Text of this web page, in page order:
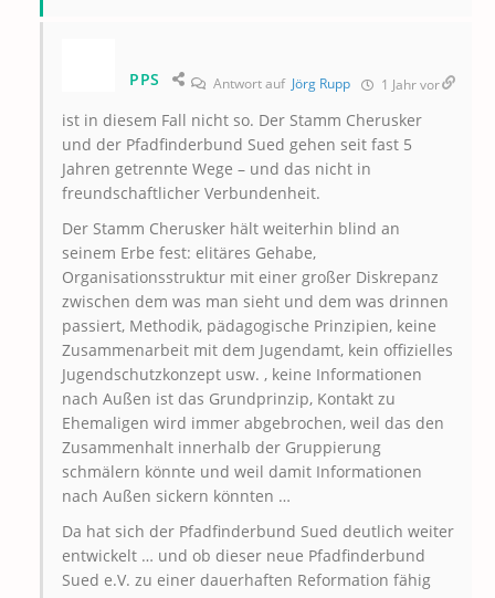
PPS Antwort auf Jörg Rupp 1 Jahr vor
ist in diesem Fall nicht so. Der Stamm Cherusker
und der Pfadfinderbund Sued gehen seit fast 5
Jahren getrennte Wege – und das nicht in
freundschaftlicher Verbundenheit.
Der Stamm Cherusker hält weiterhin blind an
seinem Erbe fest: elitäres Gehabe,
Organisationsstruktur mit einer großer Diskrepanz
zwischen dem was man sieht und dem was drinnen
passiert, Methodik, pädagogische Prinzipien, keine
Zusammenarbeit mit dem Jugendamt, kein offizielles
Jugendschutzkonzept usw. , keine Informationen
nach Außen ist das Grundprinzip, Kontakt zu
Ehemaligen wird immer abgebrochen, weil das den
Zusammenhalt innerhalb der Gruppierung
schmälern könnte und weil damit Informationen
nach Außen sickern könnten …
Da hat sich der Pfadfinderbund Sued deutlich weiter
entwickelt … und ob dieser neue Pfadfinderbund
Sued e.V. zu einer dauerhaften Reformation fähig